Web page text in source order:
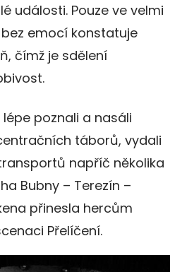
události. Pouze ve velmi
emocí konstatuje
čímž je sdělení
poznali a nasáli
táborů, vydali
napříč několika
Bubny – Terezín –
přinesla hercům
Přelíčení.